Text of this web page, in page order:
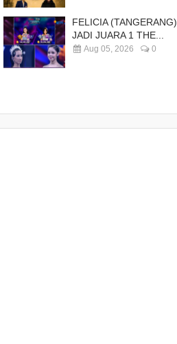
FELICIA (TANGERANG)
JADI JUARA 1 THE...
Aug 05, 2026 0